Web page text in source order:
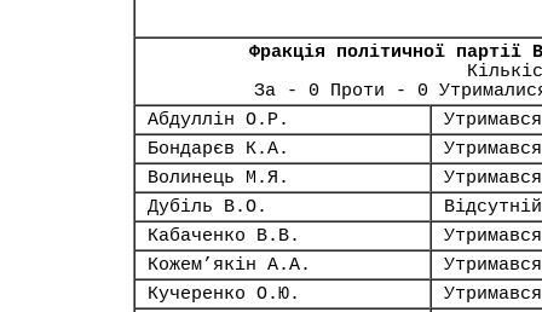
Фракція політичної партії
За - 0 Проти - 0
Абдуллін О.Р.
Утримався
Бондарєв К.А.
Утримався
Волинець М.Я.
Утримався
Дубіль В.О.
Відсутній
Кабаченко В.В.
Утримався
Кожем’якін А.А.
Утримався
Кучеренко О.Ю.
Утримався